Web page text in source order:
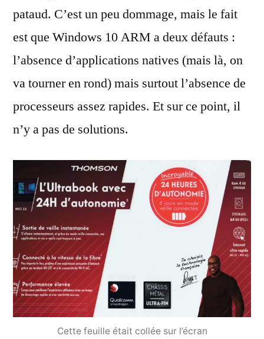
pataud. C’est un peu dommage, mais le fait
est que Windows 10 ARM a deux défauts :
l’absence d’applications natives (mais là, on
va tourner en rond) mais surtout l’absence de
processeurs assez rapides. Et sur ce point, il
n’y a pas de solutions.
Cette feuille était collée sur l’écran